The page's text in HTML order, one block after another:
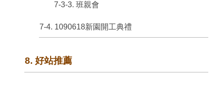
7-3-3. 班親會
7-4. 1090618新園開工典禮
8. 好站推薦